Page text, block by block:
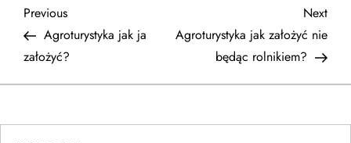
N
a
w
i
Previous
Post
Previous
Agroturystyka jak ja
założyć?
Next
Post
Next
Agroturystyka jak założyć nie
będąc rolnikiem?